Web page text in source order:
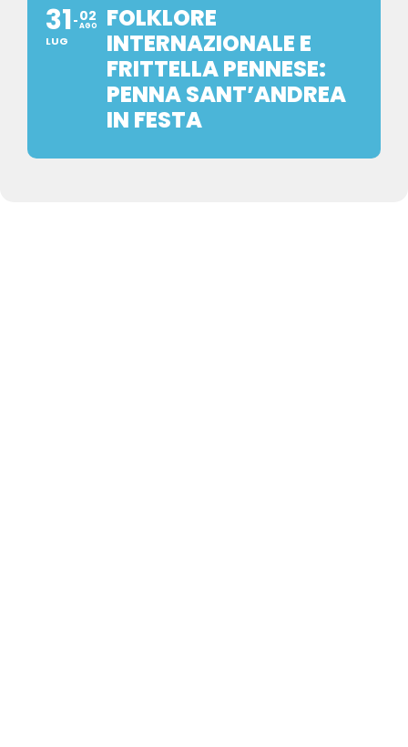
31
LUG
02
AGO
FOLKLORE
INTERNAZIONALE E
FRITTELLA PENNESE:
PENNA SANT’ANDREA
IN FESTA